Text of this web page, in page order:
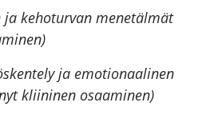
ja kehoturvan menetälmät
ja emotionaalinen
kliininen osaaminen)